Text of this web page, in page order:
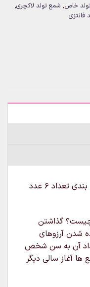
خاص, شمع تولد لاکچری,
شمع تولد مدادی رنگی در هر بسته بندی تعداد ۶ عدد
گذاشتن
شدن آرزوهای
آن به سن شخص
آغاز سالی دیگر